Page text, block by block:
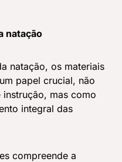
natação
natação, os materiais
papel crucial, não
mas como
integral das
compreende a